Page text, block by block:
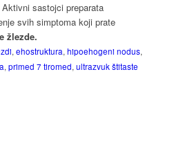
sastojci preparata
svih simptoma koji prate
žlezde.
, ehostruktura, hipoehogeni nodus,
, primed 7 tiromed, ultrazvuk štitaste